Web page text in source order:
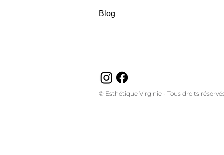
Blog
© Esthétique Virginie - Tous droits